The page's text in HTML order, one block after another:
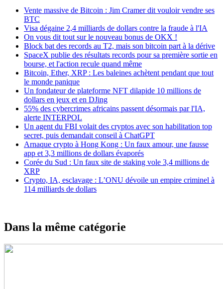
Vente massive de Bitcoin : Jim Cramer dit vouloir vendre ses
BTC
Visa dégaine 2,4 milliards de dollars contre la fraude à l'IA
On vous dit tout sur le nouveau bonus de OKX !
Block bat des records au T2, mais son bitcoin part à la dérive
SpaceX publie des résultats records pour sa première sortie en
bourse, et l'action recule quand même
Bitcoin, Ether, XRP : Les baleines achètent pendant que tout
le monde panique
Un fondateur de plateforme NFT dilapide 10 millions de
dollars en jeux et en DJing
55% des cybercrimes africains passent désormais par l'IA,
alerte INTERPOL
Un agent du FBI volait des cryptos avec son habilitation top
secret, puis demandait conseil à ChatGPT
Arnaque crypto à Hong Kong : Un faux amour, une fausse
app et 3,3 millions de dollars évaporés
Corée du Sud : Un faux site de staking vole 3,4 millions de
XRP
Crypto, IA, esclavage : L’ONU dévoile un empire criminel à
114 milliards de dollars
Dans la même catégorie